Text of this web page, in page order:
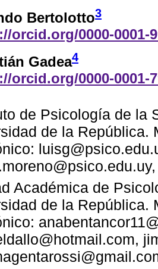
Bertolotto3
orcid.org/0000-0001-
Gadea4
orcid.org/0000-0001-
de Psicología de la
de la República.
Académica de
de la República.